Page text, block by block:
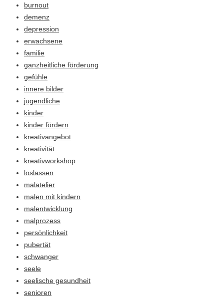
burnout
demenz
depression
erwachsene
familie
ganzheitliche förderung
gefühle
innere bilder
jugendliche
kinder
kinder fördern
kreativangebot
kreativität
kreativworkshop
loslassen
malatelier
malen mit kindern
malentwicklung
malprozess
persönlichkeit
pubertät
schwanger
seele
seelische gesundheit
senioren